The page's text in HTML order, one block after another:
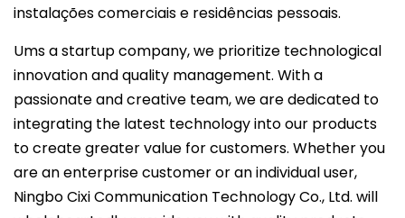
instalações comerciais e residências pessoais.
Ums a startup company, we prioritize technological
innovation and quality management. With a
passionate and creative team, we are dedicated to
integrating the latest technology into our products
to create greater value for customers. Whether you
are an enterprise customer or an individual user,
Ningbo Cixi Communication Technology Co., Ltd. will